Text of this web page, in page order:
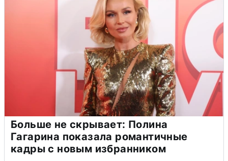
Больше не скрывает: Полина
Гагарина показала романтичные
кадры с новым избранником